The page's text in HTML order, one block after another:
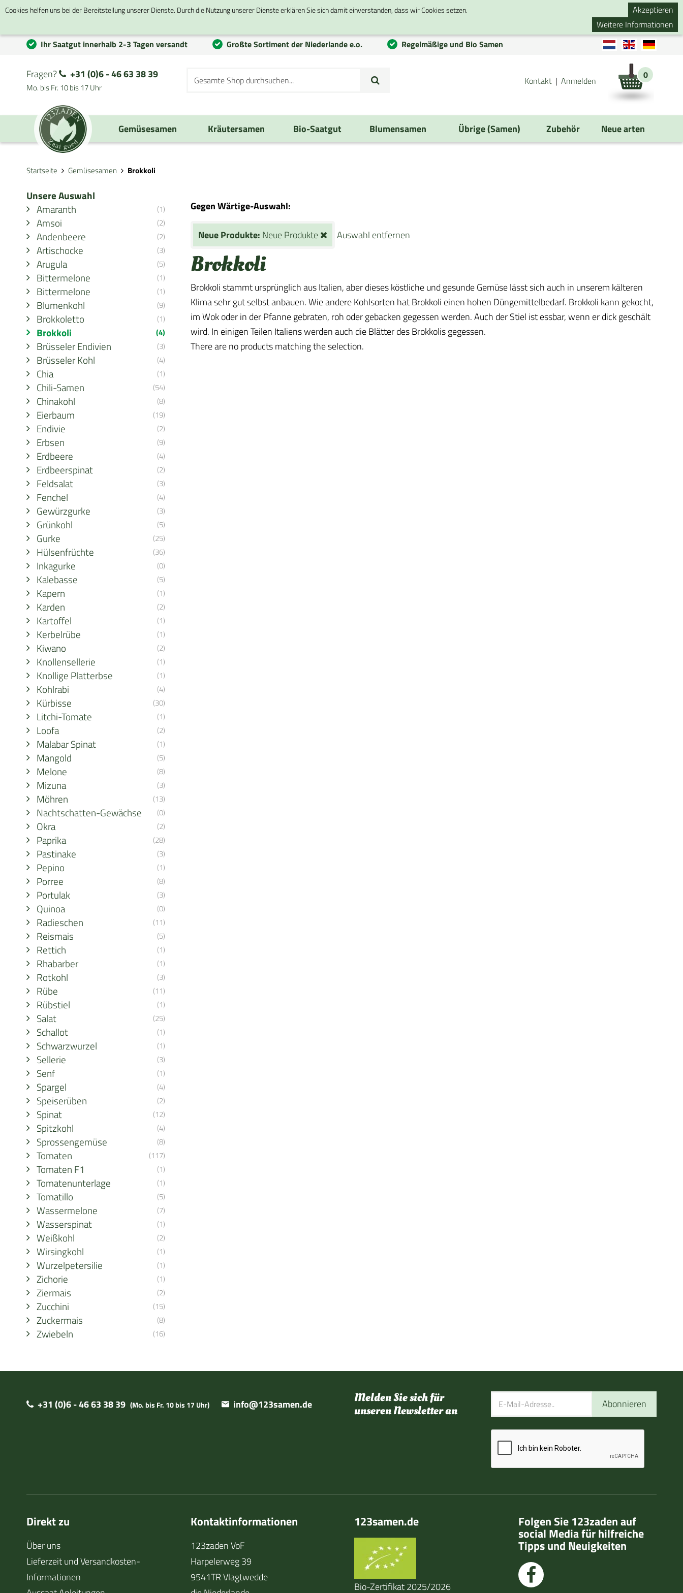
Cookies helfen uns bei der Bereitstellung unserer Dienste. Durch die Nutzung unserer Dienste erklären Sie sich damit einverstanden, dass wir Cookies setzen.
Akzeptieren
Weitere Informationen
Ihr Saatgut innerhalb 2-3 Tagen versandt
GroßteSortimentder Niederlande e.o. Regelmäßige und Bio Samen
Fragen? +31 (0)6 - 46 63 38 39
Mo. bis Fr. 10 bis 17 Uhr
Kontakt Anmelden 0
Gemüsesamen Kräutersamen Bio-Saatgut Blumensamen Übrige (Samen) Zubehör Neue arten
Startseite Gemüsesamen Brokkoli
Unsere Auswahl
Amaranth
(1)
Amsoi (2)
Andenbeere (2)
Artischocke (3)
Arugula (5)
Bittermelone (1)
Bittermelone (1)
Blumenkohl (9)
Brokkoletto (1)
Brokkoli (4)
Brüsseler Endivien (3)
Brüsseler Kohl (4)
Chia (1)
Chili-Samen (54)
Chinakohl (8)
Eierbaum (19)
Endivie (2)
Erbsen (9)
Erdbeere (4)
Erdbeerspinat (2)
Feldsalat (3)
Fenchel (4)
Gewürzgurke (3)
Grünkohl (5)
Gurke (25)
Hülsenfrüchte (36)
Inkagurke (0)
Kalebasse (5)
Kapern (1)
Karden (2)
Kartoffel (1)
Kerbelrübe (1)
Kiwano (2)
Knollensellerie (1)
Knollige Platterbse (1)
Kohlrabi (4)
Kürbisse (30)
Litchi-Tomate (1)
Loofa (2)
Malabar Spinat (1)
Mangold (5)
Melone (8)
Mizuna (3)
Möhren (13)
Nachtschatten-Gewächse (0)
Okra (2)
Paprika (28)
Pastinake (3)
Pepino (1)
Porree (8)
Portulak (3)
Quinoa (0)
Radieschen (11)
Reismais (5)
Rettich (1)
Rhabarber (1)
Rotkohl (3)
Rübe (11)
Rübstiel (1)
Salat (25)
Schallot (1)
Schwarzwurzel (1)
Sellerie (3)
Senf (1)
Spargel (4)
Speiserüben (2)
Spinat (12)
Spitzkohl (4)
Sprossengemüse (8)
Tomaten (117)
Tomaten F1 (1)
Tomatenunterlage (1)
Tomatillo (5)
Wassermelone (7)
Wasserspinat (1)
Weißkohl (2)
Wirsingkohl (1)
Wurzelpetersilie (1)
Zichorie (1)
Ziermais (2)
Zucchini (15)
Zuckermais (8)
Zwiebeln (16)
Gegen Wärtige-Auswahl:
Neue Produkte: Neue Produkte Auswahl entfernen
Brokkoli
Brokkoli stammt ursprünglich aus Italien, aber dieses köstliche und gesunde Gemüse lässt sich auch in unserem kälteren
Klima sehr gut selbst anbauen. Wie andere Kohlsorten hat Brokkoli einen hohen Düngemittelbedarf. Brokkoli kann gekocht,
im Wok oder in der Pfanne gebraten, roh oder gebacken gegessen werden. Auch der Stiel ist essbar, wenn er dick geschält
wird. In einigen Teilen Italiens werden auch die Blätter des Brokkolis gegessen.
There are no products matching the selection.
+31 (0)6 - 46 63 38 39 (Mo. bis Fr. 10 bis 17 Uhr) info@123samen.de
Melden Sie sich für
unseren Newsletter an
Abonnieren
Direkt zu
Über uns
Lieferzeit und Versandkosten-
Informationen
Kontaktinformationen
123zaden VoF
Harpelerweg 39
9541TR Vlagtwedde
123samen.de
Bio-Zertifikat 2025/2026
Folgen Sie 123zaden auf
social Media für hilfreiche
Tipps und Neuigkeiten